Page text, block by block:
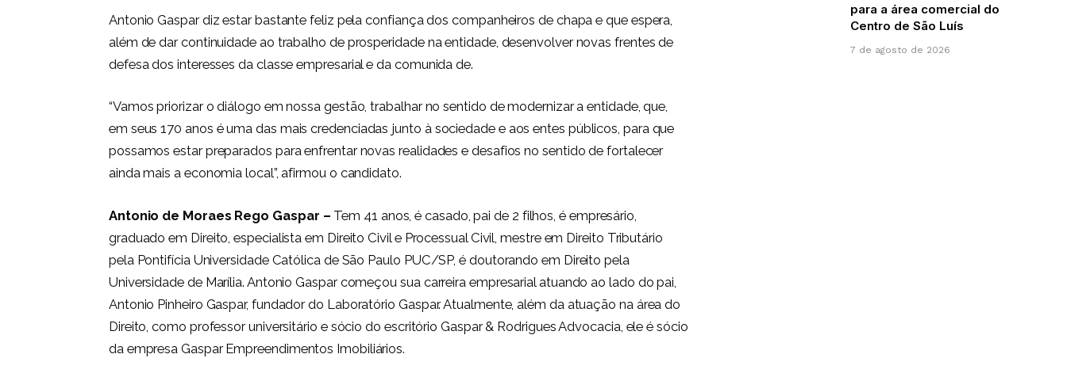
Antonio Gaspar diz estar bastante feliz pela confiança dos companheiros de chapa e que espera,
além de dar continuidade ao trabalho de prosperidade na entidade, desenvolver novas frentes de
defesa dos interesses da classe empresarial e da comunida de.
“Vamos priorizar o diálogo em nossa gestão, trabalhar no sentido de modernizar a entidade, que,
em seus 170 anos é uma das mais credenciadas junto à sociedade e aos entes públicos, para que
possamos estar preparados para enfrentar novas realidades e desafios no sentido de fortalecer
ainda mais a economia local”, afirmou o candidato.
Antonio de Moraes Rego Gaspar – Tem 41 anos, é casado, pai de 2 filhos, é empresário,
graduado em Direito, especialista em Direito Civil e Processual Civil, mestre em Direito Tributário
pela Pontifícia Universidade Católica de São Paulo PUC/SP, é doutorando em Direito pela
Universidade de Marília. Antonio Gaspar começou sua carreira empresarial atuando ao lado do pai,
Antonio Pinheiro Gaspar, fundador do Laboratório Gaspar. Atualmente, além da atuação na área do
Direito, como professor universitário e sócio do escritório Gaspar & Rodrigues Advocacia, ele é sócio
da empresa Gaspar Empreendimentos Imobiliários.
para a área comercial do
Centro de São Luís
7 de agosto de 2026